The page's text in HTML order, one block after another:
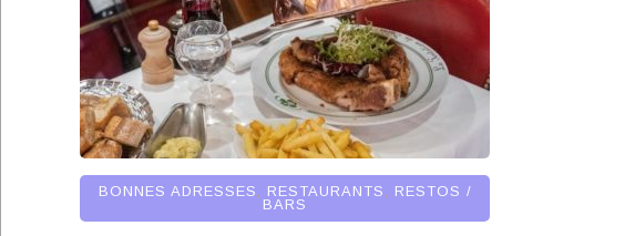
BONNES ADRESSES RESTAURANTS
RESTOS /
BARS